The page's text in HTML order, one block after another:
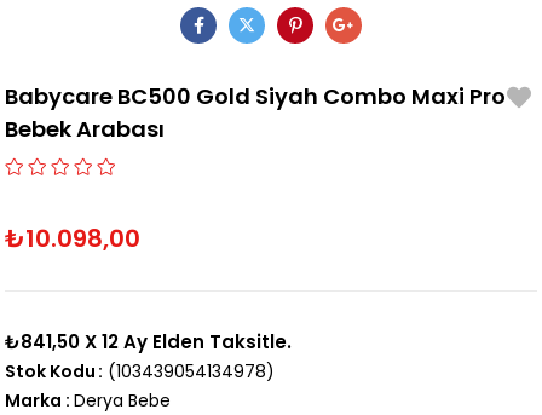
Babycare BC500 Gold Siyah Combo Maxi Pro
Bebek Arabası
₺10.098,00
₺841,50 X 12 Ay Elden Taksitle.
(103439054134978)
Stok Kodu
Marka : Derya Bebe